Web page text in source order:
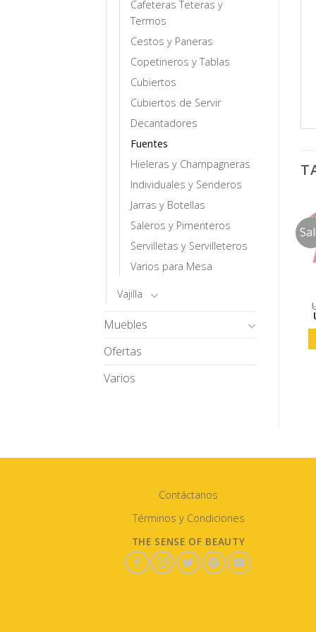
Cafeteras Teteras y
Termos
Cestos y Paneras
Copetineros y Tablas
Cubiertos
Cubiertos de Servir
Decantadores
Fuentes
Hieleras y Champagneras
Individuales y Senderos
Jarras y Botellas
Saleros y Pimenteros
Servilletas y Servilleteros
Varios para Mesa
Vajilla
Muebles
Ofertas
Varios
Contáctanos
Términos y Condiciones
THE SENSE OF BEAUTY